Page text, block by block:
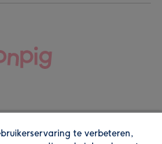
te verbeteren,